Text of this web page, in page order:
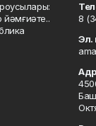
йәмғиәте..
8
Эл.